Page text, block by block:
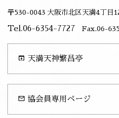
〒530-0043 大阪市北区天満4丁目
Tel.06-6354-7727 Fax.06-
open_in_browser 天満天神繁昌亭
mail_outline 協会員専用ページ